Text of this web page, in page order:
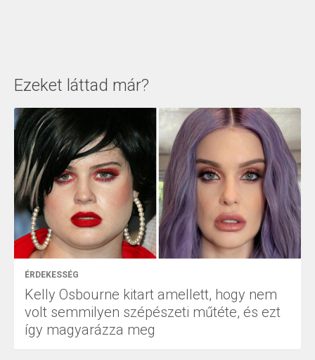
Ezeket láttad már?
ÉRDEKESSÉG
Kelly Osbourne kitart amellett, hogy nem
volt semmilyen szépészeti műtéte, és ezt
így magyarázza meg